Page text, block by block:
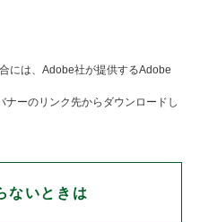
には、Adobe社が提供するAdobe
ーのリンク先からダウンロードし
ないときは